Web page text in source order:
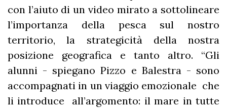
con l’aiuto di un video mirato a sottolineare
l’importanza della pesca sul nostro
territorio, la strategicità della nostra
posizione geografica e tanto altro. “Gli
alunni - spiegano Pizzo e Balestra - sono
accompagnati in un viaggio emozionale che
li introduce all’argomento: il mare in tutte